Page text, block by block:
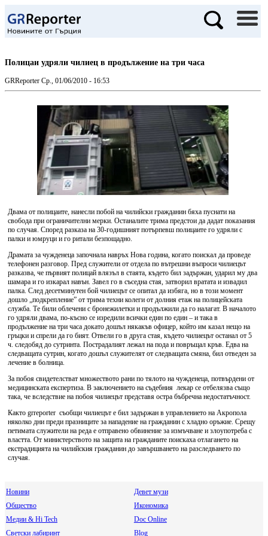
Полицаи удряли чилиец в продължение на три часа
GRReporter Ср., 01/06/2010 - 16:53
Двама от полицаите, нанесли побой на чилийски гражданин бяха пуснати на
свобода при ограничителни мерки. Останалите трима предстои да дадат показания
по случая. Според разказа на 30-годишният потърпевш полицаите го удряли с
палки и юмруци и го ритали безпощадно.
Драмата за чужденеца започнала навръх Нова година, когато поискал да проведе
телефонен разговор. Пред служители от отдела по вътрешни въпроси чилиецът
разказва, че първият полицай влязъл в стаята, където бил задържан, ударил му два
шамара и го изкарал навън. Завел го в съседна стая, затворил вратата и извадил
палка. След десетминутен бой чилиецът се опитал да избяга, но в този момент
дошло „подкрепление” от трима техни колеги от долния етаж на полицейската
служба. Те били облечени с бронежилетки и продължили да го налагат. В началото
го удряли двама, по-късно се изредили всички един по един – и така в
продължение на три часа докато дошъл някакъв офицер, който им казал нещо на
гръцки и спрели да го бият. Отвели го в друга стая, където чилиецът останал от 5
ч. следобяд до сутринта. Пострадалият лежал на пода и повръщал кръв. Едва на
следващата сутрин, когато дошъл служителят от следващата смяна, бил отведен за
лечение в болница.
За побоя свидетелстват множеството рани по тялото на чужденеца, потвърдени от
медицинската експертиза. В заключението на съдебния лекар се отбелязва също
така, че вследствие на побоя чилиецът представя остра бъбречна недостатъчност.
Както grreporter съобщи чилиецът е бил задържан в управлението на Акропола
няколко дни преди празниците за нападение на гражданин с хладно оръжие. Срещу
петимата служители на реда е отправено обвинение за измъчване и злоупотреба с
властта. От министерството на защита на гражданите поискаха отлагането на
екстрадицията на чилийския гражданин до завършването на разследването по
случая.
Новини
Девет музи
Общество
Икономика
Медии & Hi Tech
Doc Online
Светски лабиринт
Blog